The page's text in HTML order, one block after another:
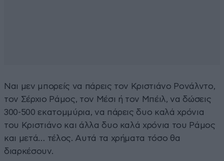
Ναι μεν μπορείς να πάρεις τον Κριστιάνο Ρονάλντο,
τον Σέρχιο Ράμος, τον Μέσι ή τον Μπέιλ, να δώσεις
300-500 εκατομμύρια, να πάρεις δυο καλά χρόνια
του Κριστιάνο και άλλα δυο καλά χρόνια του Ράμος
και μετά… τέλος. Αυτά τα χρήματα τόσο θα
διαρκέσουν.